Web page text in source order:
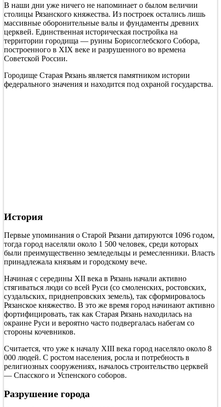
В наши дни уже ничего не напоминает о былом величии
столицы Рязанского княжества. Из построек остались лишь
массивные оборонительные валы и фундаменты древних
церквей. Единственная историческая постройка на
территории городища — руины Борисоглебского Собора,
построенного в XIX веке и разрушенного во времена
Советской России.
Городище Старая Рязань является памятником истории
федерального значения и находится под охраной государства.
История
Первые упоминания о Старой Рязани датируются 1096 годом,
тогда город населяли около 1 500 человек, среди которых
были преимущественно земледельцы и ремесленники. Власть
принадлежала князьям и городскому вече.
Начиная с середины XII века в Рязань начали активно
стягиваться люди со всей Руси (со смоленских, ростовских,
суздальских, приднепровских земель), так сформировалось
Рязанское княжество. В это же время город начинают активно
фортифицировать, так как Старая Рязань находилась на
окраине Руси и вероятно часто подвергалась набегам со
стороны кочевников.
Считается, что уже к началу XIII века город населяло около 8
000 людей. С ростом населения, росла и потребность в
религиозных сооружениях, началось строительство церквей
— Спасского и Успенского соборов.
Разрушение города